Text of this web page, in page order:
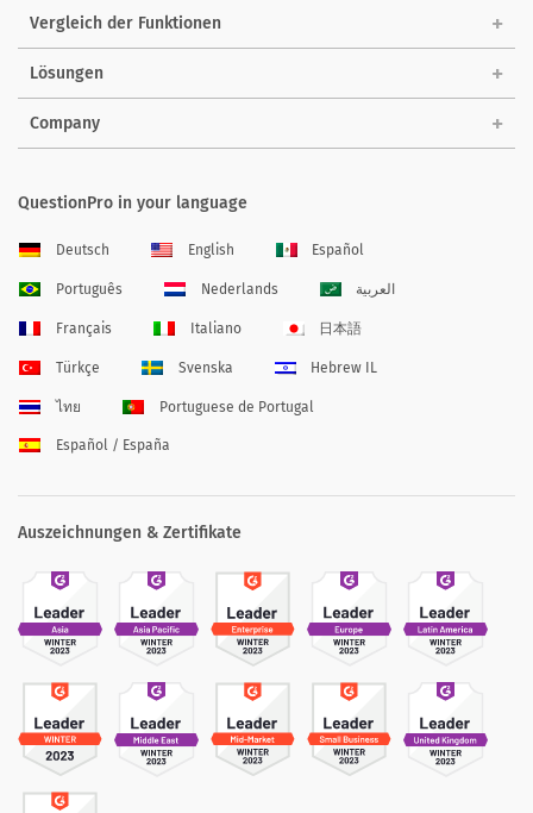
Vergleich der Funktionen
Lösungen
Company
QuestionPro in your language
Deutsch English Español
Português Nederlands العربية
Français Italiano 日本語
Türkçe Svenska Hebrew IL
ไทย Portuguese de Portugal
Español / España
Auszeichnungen & Zertifikate